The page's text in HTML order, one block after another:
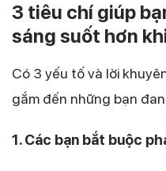
3 tiêu chí giúp
sáng suốt hơn
Có 3 yếu tố và lời
gắm đến những bạn
1. Các bạn bắt buộc